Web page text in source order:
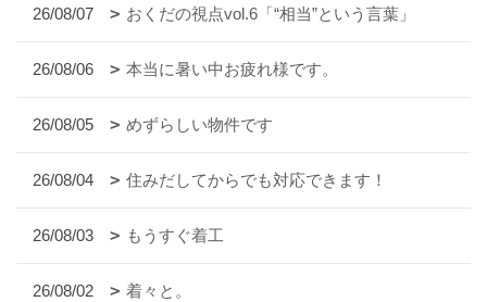
26/08/07 おくだの視点vol.6「“相当”という言葉」
26/08/06 本当に暑い中お疲れ様です。
26/08/05 めずらしい物件です
26/08/04 住みだしてからでも対応できます！
26/08/03 もうすぐ着工
26/08/02 着々と。